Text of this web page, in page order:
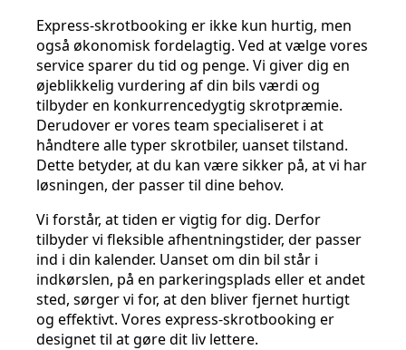
Express-skrotbooking er ikke kun hurtig, men
også økonomisk fordelagtig. Ved at vælge vores
service sparer du tid og penge. Vi giver dig en
øjeblikkelig vurdering af din bils værdi og
tilbyder en konkurrencedygtig skrotpræmie.
Derudover er vores team specialiseret i at
håndtere alle typer skrotbiler, uanset tilstand.
Dette betyder, at du kan være sikker på, at vi har
løsningen, der passer til dine behov.
Vi forstår, at tiden er vigtig for dig. Derfor
tilbyder vi fleksible afhentningstider, der passer
ind i din kalender. Uanset om din bil står i
indkørslen, på en parkeringsplads eller et andet
sted, sørger vi for, at den bliver fjernet hurtigt
og effektivt. Vores express-skrotbooking er
designet til at gøre dit liv lettere.